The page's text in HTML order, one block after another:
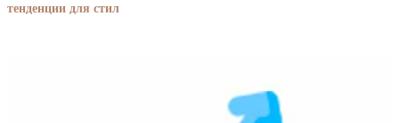
тенденции для стил